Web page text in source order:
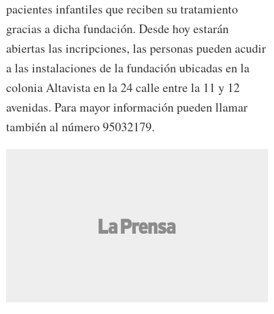
pacientes infantiles que reciben su tratamiento
gracias a dicha fundación. Desde hoy estarán
abiertas las incripciones, las personas pueden acudir
a las instalaciones de la fundación ubicadas en la
colonia Altavista en la 24 calle entre la 11 y 12
avenidas. Para mayor información pueden llamar
también al número 95032179.